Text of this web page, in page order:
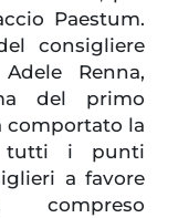
Paestum.
consigliere
Renna,
del primo
comportato la
tutti i punti
a favore
compreso